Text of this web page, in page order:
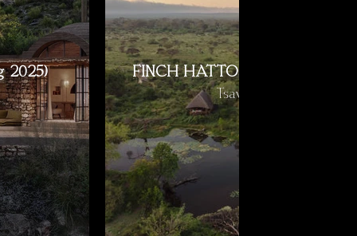
2025) FINCH HATTONS Luxury
Tsavo National Park